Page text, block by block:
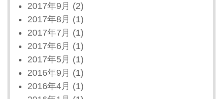
2017年9月 (2)
2017年8月 (1)
2017年7月 (1)
2017年6月 (1)
2017年5月 (1)
2016年9月 (1)
2016年4月 (1)